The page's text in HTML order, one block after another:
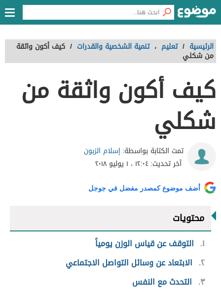
الرئيسية / تعليم ، تنمية الشخصية والقدرات / كيف أكون واثقة
من شكلي
كيف أكون واثقة من
شكلي
تمت الكتابة بواسطة:إسلام الزبون
آخر تحديث:١٢:٠٤ ، ١ يوليو ٢٠١٨
أضف موضوع كمصدر مفضل في جوجل
محتويات
١
التوقف عن قياس الوزن يومياً
٢ الابتعاد عن وسائل التواصل الاجتماعي
٣
التحدث مع النفس